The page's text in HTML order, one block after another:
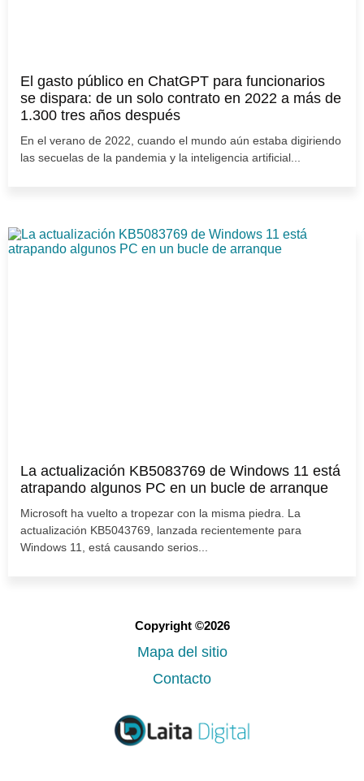
El gasto público en ChatGPT para funcionarios
se dispara: de un solo contrato en 2022 a más de
1.300 tres años después
En el verano de 2022, cuando el mundo aún estaba digiriendo
las secuelas de la pandemia y la inteligencia artificial...
La actualización KB5083769 de Windows 11 está
atrapando algunos PC en un bucle de arranque
Microsoft ha vuelto a tropezar con la misma piedra. La
actualización KB5043769, lanzada recientemente para
Windows 11, está causando serios...
Copyright ©2026
Mapa del sitio
Contacto